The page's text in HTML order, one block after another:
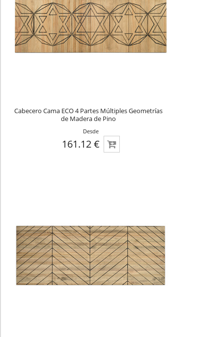
Cabecero Cama ECO 4 Partes Múltiples Geometrías
de Madera de Pino
Desde
161.12 €